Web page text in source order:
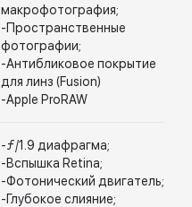
макрофотография;
-Пространственные
фотографии;
-Антибликовое покрытие
для линз (Fusion)
-Apple ProRAW
-ƒ/1.9 диафрагма;
-Вспышка Retina;
-Фотонический двигатель;
-Глубокое слияние;